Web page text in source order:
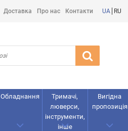
Доставка Про нас Контакти UA RU
Обладнання
Тримачі,
люверси,
інструменти,
інше
Вигідна
пропозиція